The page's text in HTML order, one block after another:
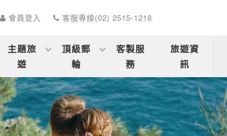
會員登入 客服專線(02) 2515-1218
主題旅
遊
頂級郵
輪
客製服
務
旅遊資
訊